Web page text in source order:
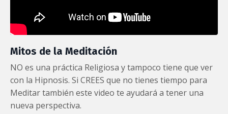
Mitos de la Meditación
NO es una práctica Religiosa y tampoco tiene que ver
con la Hipnosis. Si CREES que no tienes tiempo para
Meditar también este video te ayudará a tener una
nueva perspectiva.